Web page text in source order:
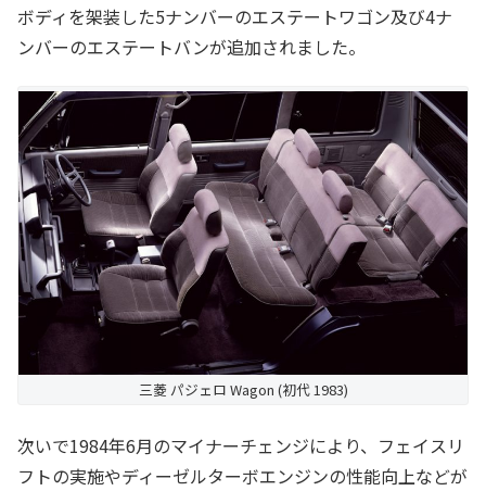
ボディを架装した5ナンバーのエステートワゴン及び4ナ
ンバーのエステートバンが追加されました。
三菱 パジェロ Wagon (初代 1983)
次いで1984年6月のマイナーチェンジにより、フェイスリ
フトの実施やディーゼルターボエンジンの性能向上などが